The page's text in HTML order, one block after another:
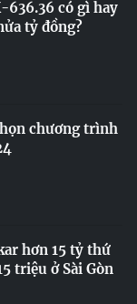
636.36 có gì hay
tỷ đồng?
chương trình
hơn 15 tỷ thứ
triệu ở Sài Gòn